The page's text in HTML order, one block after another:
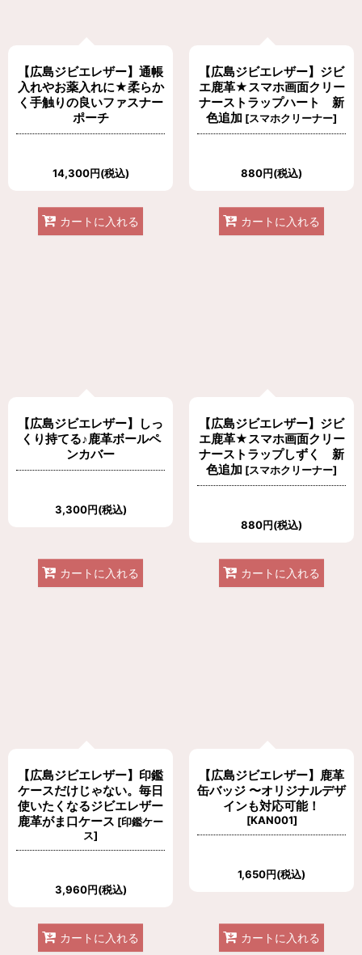
【広島ジビエレザー】通帳
入れやお薬入れに★柔らか
く手触りの良いファスナー
ポーチ
14,300円(税込)
カートに入れる
【広島ジビエレザー】ジビ
エ鹿革★スマホ画面クリー
ナーストラップハート 新
色追加 [スマホクリーナー]
880円(税込)
カートに入れる
【広島ジビエレザー】しっ
くり持てる♪鹿革ボールペ
ンカバー
3,300円(税込)
カートに入れる
【広島ジビエレザー】ジビ
エ鹿革★スマホ画面クリー
ナーストラップしずく 新
色追加 [スマホクリーナー]
880円(税込)
カートに入れる
【広島ジビエレザー】印鑑
ケースだけじゃない。毎日
使いたくなるジビエレザー
鹿革がま口ケース [印鑑ケー
ス]
3,960円(税込)
カートに入れる
【広島ジビエレザー】鹿革
缶バッジ 〜オリジナルデザ
インも対応可能！
[KAN001]
1,650円(税込)
カートに入れる